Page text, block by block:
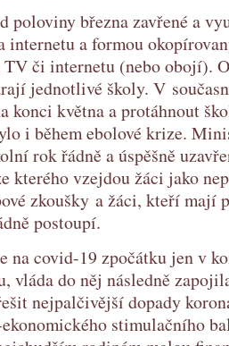
poloviny března zavřené a
internetu a formou
či internetu (nebo obojí).
jednotlivé školy. V
konci května a protáhnout
i během ebolové krize.
rok řádně a úspěšně
kterého vzejdou žáci jako
zkoušky a žáci, kteří mají
postoupí.
na covid-19 zpočátku jen v
vláda do něj následně
nejpalčivější dopady
stimulačního